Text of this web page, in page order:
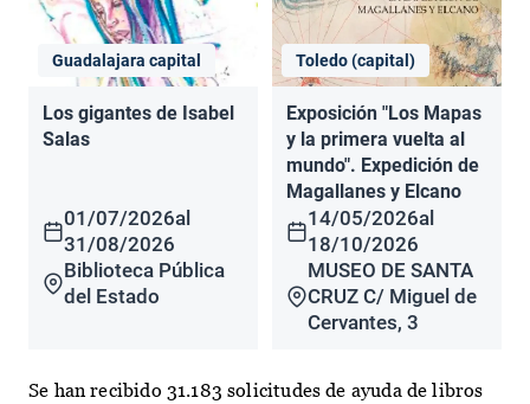
Guadalajara capital
Los gigantes de Isabel
Salas
01/07/2026al
31/08/2026
Biblioteca Pública
del Estado
Toledo (capital)
Exposición "Los Mapas
y la primera vuelta al
mundo". Expedición de
Magallanes y Elcano
14/05/2026al
18/10/2026
MUSEO DE SANTA
CRUZ C/ Miguel de
Cervantes, 3
Se han recibido 31.183 solicitudes de ayuda de libros